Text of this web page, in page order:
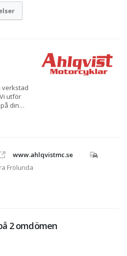
verkstad
utför
din
Vi
andra
Vi har
där vi
www.ahlqvistmc.se
Frölunda
2 omdömen